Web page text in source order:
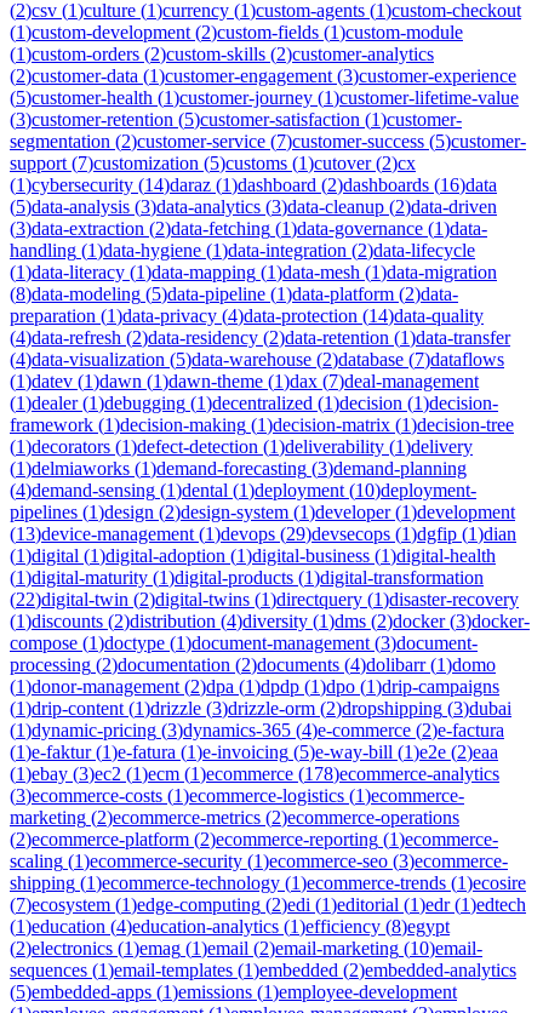
(2)csv (1)culture (1)currency (1)custom-agents (1)custom-checkout
(1)custom-development (2)custom-fields (1)custom-module
(1)custom-orders (2)custom-skills (2)customer-analytics
(2)customer-data (1)customer-engagement (3)customer-experience
(5)customer-health (1)customer-journey (1)customer-lifetime-value
(3)customer-retention (5)customer-satisfaction (1)customer-
segmentation (2)customer-service (7)customer-success (5)customer-
support (7)customization (5)customs (1)cutover(2)cx
(1)cybersecurity (14)daraz (1)dashboard (2)dashboards (16)data
(5)data-analysis (3)data-analytics (3)data-cleanup (2)data-driven
(3)data-extraction (2)data-fetching (1)data-governance (1)data-
handling (1)data-hygiene (1)data-integration (2)data-lifecycle
(1)data-literacy (1)data-mapping (1)data-mesh (1)data-migration
(8)data-modeling (5)data-pipeline (1)data-platform (2)data-
preparation (1)data-privacy (4)data-protection (14)data-quality
(4)data-refresh (2)data-residency (2)data-retention (1)data-transfer
(4)data-visualization (5)data-warehouse (2)database (7)dataflows
(1)datev (1)dawn (1)dawn-theme (1)dax (7)deal-management
(1)dealer(1)debugging (1)decentralized (1)decision (1)decision-
framework (1)decision-making (1)decision-matrix (1)decision-tree
(1)decorators (1)defect-detection (1)deliverability (1)delivery
(1)delmiaworks (1)demand-forecasting (3)demand-planning
(4)demand-sensing (1)dental (1)deployment (10)deployment-
pipelines (1)design (2)design-system (1)developer(1)development
(13)device-management (1)devops (29)devsecops (1)dgfip (1)dian
(1)digital (1)digital-adoption (1)digital-business (1)digital-health
(1)digital-maturity (1)digital-products (1)digital-transformation
(22)digital-twin (2)digital-twins (1)directquery (1)disaster-recovery
(1)discounts (2)distribution (4)diversity (1)dms (2)docker(3)docker-
compose (1)doctype (1)document-management (3)document-
processing (2)documentation (2)documents (4)dolibarr(1)domo
(1)donor-management (2)dpa (1)dpdp (1)dpo (1)drip-campaigns
(1)drip-content (1)drizzle (3)drizzle-orm (2)dropshipping (3)dubai
(1)dynamic-pricing (3)dynamics-365 (4)e-commerce (2)e-factura
(1)e-faktur(1)e-fatura (1)e-invoicing (5)e-way-bill (1)e2e (2)eaa
(1)ebay (3)ec2 (1)ecm (1)ecommerce (178)ecommerce-analytics
(3)ecommerce-costs (1)ecommerce-logistics (1)ecommerce-
marketing (2)ecommerce-metrics (2)ecommerce-operations
(2)ecommerce-platform (2)ecommerce-reporting (1)ecommerce-
scaling (1)ecommerce-security (1)ecommerce-seo (3)ecommerce-
shipping (1)ecommerce-technology (1)ecommerce-trends (1)ecosire
(7)ecosystem (1)edge-computing (2)edi (1)editorial (1)edr(1)edtech
(1)education (4)education-analytics (1)efficiency (8)egypt
(2)electronics (1)emag (1)email (2)email-marketing (10)email-
sequences (1)email-templates (1)embedded (2)embedded-analytics
(5)embedded-apps (1)emissions (1)employee-development